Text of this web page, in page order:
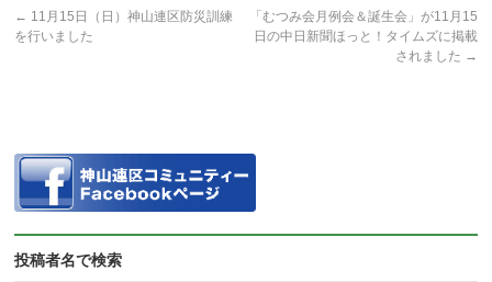
← 11月15日（日）神山連区防災訓練
を行いました
「むつみ会月例会＆誕生会」が11月15
日の中日新聞ほっと！タイムズに掲載
されました →
投稿者名で検索